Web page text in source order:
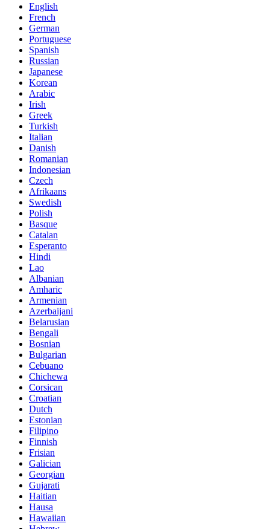
English
French
German
Portuguese
Spanish
Russian
Japanese
Korean
Arabic
Irish
Greek
Turkish
Italian
Danish
Romanian
Indonesian
Czech
Afrikaans
Swedish
Polish
Basque
Catalan
Esperanto
Hindi
Lao
Albanian
Amharic
Armenian
Azerbaijani
Belarusian
Bengali
Bosnian
Bulgarian
Cebuano
Chichewa
Corsican
Croatian
Dutch
Estonian
Filipino
Finnish
Frisian
Galician
Georgian
Gujarati
Haitian
Hausa
Hawaiian